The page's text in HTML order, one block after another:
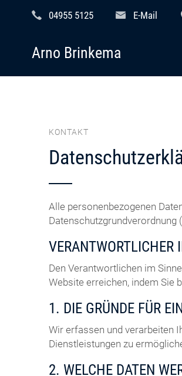
04955 5125 E-Mail
Arno Brinkema
KONTAKT
Alle personenbezogenen
Datenschutzgrundverordnung
VERANTWORTLICHER
Den Verantwortlichen im
Website erreichen, indem Sie
1. DIE GRÜNDE FÜR
Wir erfassen und verarbeiten
Dienstleistungen zu
2. WELCHE DATEN